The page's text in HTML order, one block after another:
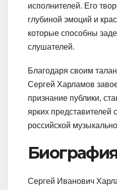
исполнителей. Его
глубиной эмоций и
которые способны
слушателей.
Благодаря своим
Сергей Харламов
признание публики,
ярких представителей
российской
Сергей Иванович